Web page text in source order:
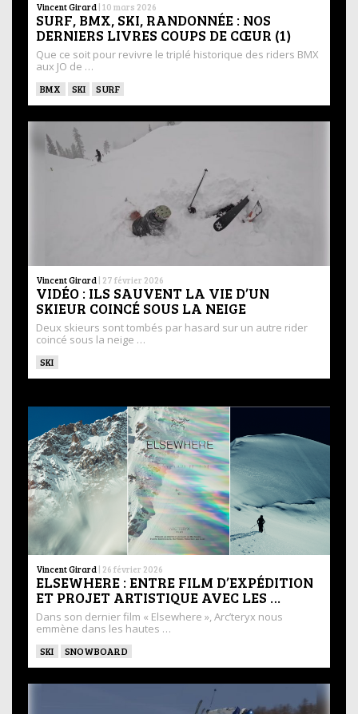
Vincent Girard | 10 mars 2026
SURF, BMX, SKI, RANDONNÉE : NOS
DERNIERS LIVRES COUPS DE CŒUR (1)
Que ce soit pour revivre le triplé historique des riders BMX
aux JO de …
BMX SKI SURF
Vincent Girard | 27 février 2026
VIDÉO : ILS SAUVENT LA VIE D’UN
SKIEUR COINCÉ SOUS LA NEIGE
Deux skieurs sont tombés par hasard sur un autre rider
coincé sous la neige …
SKI
Vincent Girard | 26 février 2026
ELSEWHERE : ENTRE FILM D’EXPÉDITION
ET PROJET ARTISTIQUE AVEC LES …
Dans son dernier film « Elsewhere », Arc’teryx nous
emmène dans les hautes …
SKI SNOWBOARD